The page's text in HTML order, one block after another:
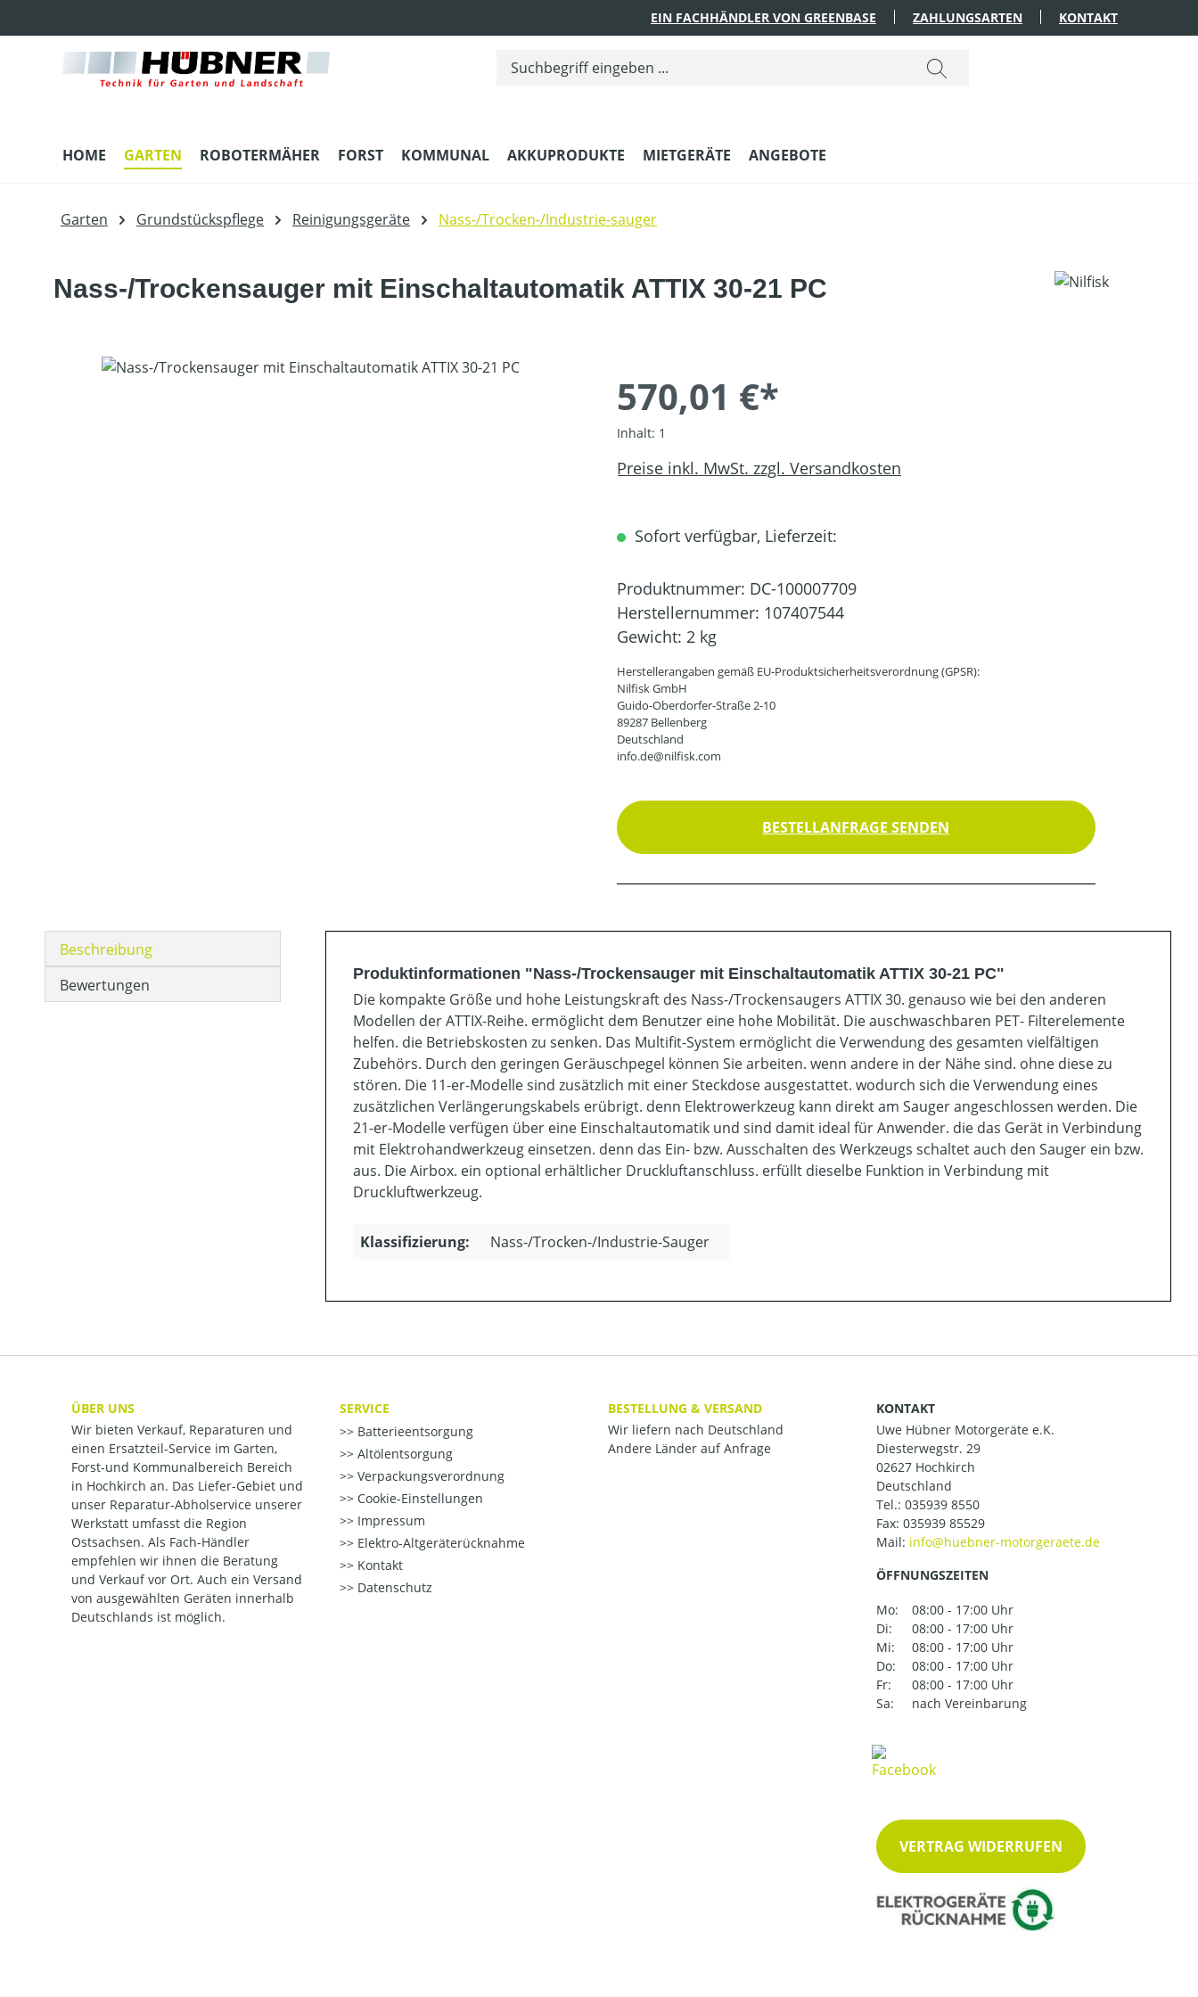
EIN FACHHÄNDLER VON GREENBASE ZAHLUNGSARTEN KONTAKT
HOME GARTEN ROBOTERMÄHER FORST KOMMUNAL AKKUPRODUKTE MIETGERÄTE ANGEBOTE
Garten Grundstückspflege Reinigungsgeräte Nass-/Trocken-/Industrie-sauger
Nass-/Trockensauger mit Einschaltautomatik ATTIX 30-21 PC
Bildergalerie überspringen
570,01 €*
Inhalt: 1
Preise inkl. MwSt. zzgl. Versandkosten
Sofort verfügbar, Lieferzeit:
Produktnummer: DC-100007709
Herstellernummer: 107407544
Gewicht: 2 kg
Herstellerangaben gemäß EU-Produktsicherheitsverordnung (GPSR):
Nilfisk GmbH
Guido-Oberdorfer-Straße 2-10
89287 Bellenberg
Deutschland
info.de@nilfisk.com
BESTELLANFRAGE SENDEN
Beschreibung
Bewertungen
Produktinformationen "Nass-/Trockensauger mit Einschaltautomatik ATTIX 30-21 PC"
Die kompakte Größe und hohe Leistungskraft des Nass-/Trockensaugers ATTIX 30. genauso wie bei den anderen
Modellen der ATTIX-Reihe. ermöglicht dem Benutzer eine hohe Mobilität. Die auschwaschbaren PET- Filterelemente
helfen. die Betriebskosten zu senken. Das Multifit-System ermöglicht die Verwendung des gesamten vielfältigen
Zubehörs. Durch den geringen Geräuschpegel können Sie arbeiten. wenn andere in der Nähe sind. ohne diese zu
stören. Die 11-er-Modelle sind zusätzlich mit einer Steckdose ausgestattet. wodurch sich die Verwendung eines
zusätzlichen Verlängerungskabels erübrigt. denn Elektrowerkzeug kann direkt am Sauger angeschlossen werden. Die
21-er-Modelle verfügen über eine Einschaltautomatik und sind damit ideal für Anwender. die das Gerät in Verbindung
mit Elektrohandwerkzeug einsetzen. denn das Ein- bzw. Ausschalten des Werkzeugs schaltet auch den Sauger ein bzw.
aus. Die Airbox. ein optional erhältlicher Druckluftanschluss. erfüllt dieselbe Funktion in Verbindung mit
Druckluftwerkzeug.
Klassifizierung: Nass-/Trocken-/Industrie-Sauger
ÜBER UNS
Wir bieten Verkauf, Reparaturen und
einen Ersatzteil-Service im Garten,
Forst-und Kommunalbereich Bereich
in Hochkirch an. Das Liefer-Gebiet und
unser Reparatur-Abholservice unserer
Werkstatt umfasst die Region
Ostsachsen. Als Fach-Händler
empfehlen wir ihnen die Beratung
und Verkauf vor Ort. Auch ein Versand
von ausgewählten Geräten innerhalb
Deutschlands ist möglich.
SERVICE
Batterieentsorgung
Altölentsorgung
Verpackungsverordnung
Cookie-Einstellungen
Impressum
Elektro-Altgeräterücknahme
Kontakt
Datenschutz
BESTELLUNG & VERSAND
Wir liefern nach Deutschland
Andere Länder auf Anfrage
KONTAKT
Uwe Hübner Motorgeräte e.K.
Diesterwegstr. 29
02627 Hochkirch
Deutschland
Tel.: 035939 8550
Fax: 035939 85529
Mail:
ÖFFNUNGSZEITEN
Mo:
08:00 - 17:00 Uhr
Di:
08:00 - 17:00 Uhr
Mi:
08:00 - 17:00 Uhr
Do:
08:00 - 17:00 Uhr
Fr:
08:00 - 17:00 Uhr
Sa:
nach Vereinbarung
VERTRAG WIDERRUFEN